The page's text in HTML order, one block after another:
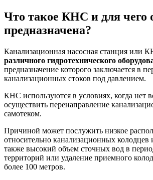
Что такое КНС и для чего
предназначена?
Канализационная насосная станция или
различного гидротехнического
предназначение которого заключается в
канализационных стоков под давлением.
КНС используются в условиях, когда нет
осуществить перенаправление
самотеком.
Причиной может послужить низкое
относительно канализационных колодцев
также высокий объем сточных вод в
территорий или удаление приемного
более 100 метров.